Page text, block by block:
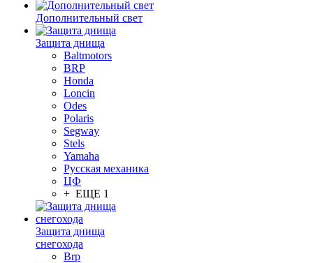
Дополнительный свет
Защита днища
Baltmotors
BRP
Honda
Loncin
Odes
Polaris
Segway
Stels
Yamaha
Русская механика
ЦФ
+ ЕЩЕ 1
Защита днища
снегохода
Brp